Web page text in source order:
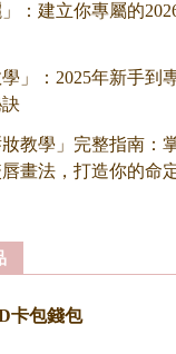
：建立你專屬的
」：2025年新手到
妝教學」完整指南：
畫法，打造你的命
卡包錢包